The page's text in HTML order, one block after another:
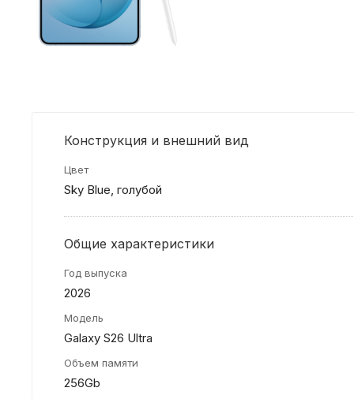
Конструкция и внешний вид
Цвет
Sky Blue, голубой
Общие характеристики
Год выпуска
2026
Модель
Galaxy S26 Ultra
Объем памяти
256Gb